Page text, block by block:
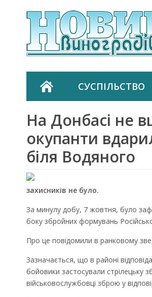
СУСПІЛЬСТВО
На Донбасі не
окупанти
біля Водяного
захисників не було.
За минулу добу, 7 жовтня, було
боку збройних формувань
Про це повідомили в ранковому
Зазначається, що в районі
бойовики застосували стрілецьку
військовослужбовці зброю у